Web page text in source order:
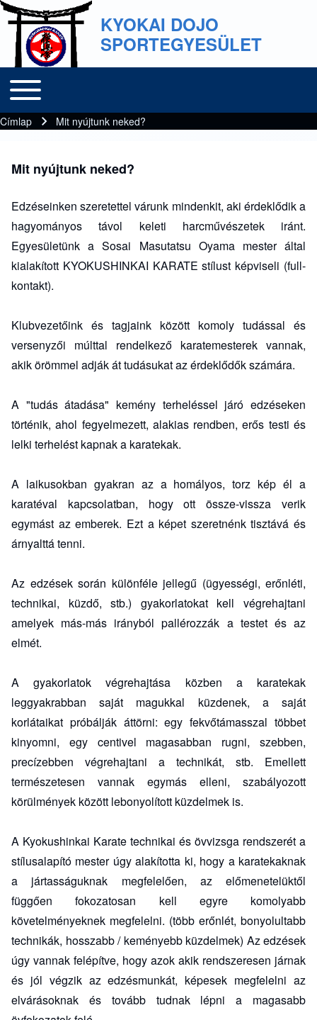
KYOKAI DOJO
SPORTEGYESÜLET
Main navigation
Toggle main menu
Morzsa
Címlap Mit nyújtunk neked?
Mit nyújtunk neked?
Edzéseinken szeretettel várunk mindenkit, aki érdeklődik a
hagyományos távol keleti harcművészetek iránt.
Egyesületünk a Sosai Masutatsu Oyama mester által
kialakított KYOKUSHINKAI KARATE stílust képviseli (full-
kontakt).
Klubvezetőink és tagjaink között komoly tudással és
versenyzői múlttal rendelkező karatemesterek vannak,
akik örömmel adják át tudásukat az érdeklődők számára.
A "tudás átadása" kemény terheléssel járó edzéseken
történik, ahol fegyelmezett, alakias rendben, erős testi és
lelki terhelést kapnak a karatekak.
A laikusokban gyakran az a homályos, torz kép él a
karatéval kapcsolatban, hogy ott össze-vissza verik
egymást az emberek. Ezt a képet szeretnénk tisztává és
árnyalttá tenni.
Az edzések során különféle jellegű (ügyességi, erőnléti,
technikai, küzdő, stb.) gyakorlatokat kell végrehajtani
amelyek más-más irányból pallérozzák a testet és az
elmét.
A gyakorlatok végrehajtása közben a karatekak
leggyakrabban saját magukkal küzdenek, a saját
korlátaikat próbálják áttörni: egy fekvőtámasszal többet
kinyomni, egy centivel magasabban rugni, szebben,
precízebben végrehajtani a technikát, stb. Emellett
természetesen vannak egymás elleni, szabályozott
körülmények között lebonyolított küzdelmek is.
A Kyokushinkai Karate technikai és övvizsga rendszerét a
stílusalapító mesterúgy alakította ki, hogy a karatekaknak
a jártasságuknak megfelelően, az előmenetelüktől
függően fokozatosan kell egyre komolyabb
követelményeknek megfelelni. (több erőnlét, bonyolultabb
technikák, hosszabb / keményebb küzdelmek) Az edzések
úgy vannak felépítve, hogy azok akik rendszeresen járnak
és jól végzik az edzésmunkát, képesek megfelelni az
elvárásoknak és tovább tudnak lépni a magasabb